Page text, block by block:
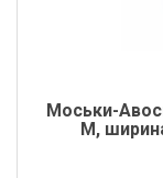
Моськи-
М,